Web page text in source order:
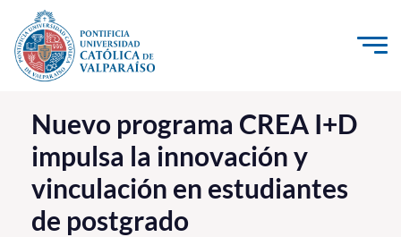
Click acá para ir directamente al contenido
La Universidad
Investigación, Creación e Innovación
PUCV Internacional
Vinculación con el Medio
Nuevo programa CREA I+D
impulsa la innovación y
vinculación en estudiantes
de postgrado